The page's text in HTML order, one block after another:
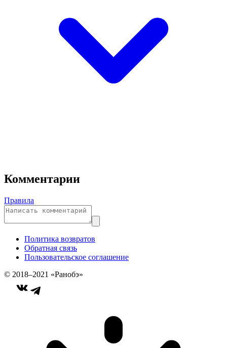
Комментарии
Правила
Политика возвратов
Обратная связь
Пользовательское соглашение
© 2018–2021 «Ранобэ»